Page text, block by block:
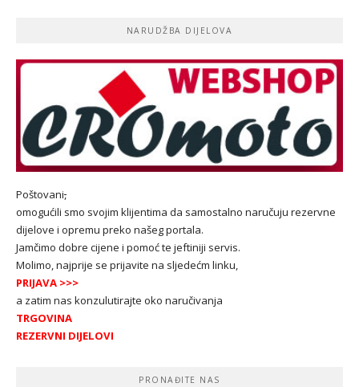
NARUDŽBA DIJELOVA
Poštovani,
omogućili smo svojim klijentima da samostalno naručuju rezervne
dijelove i opremu preko našeg portala.
Jamčimo dobre cijene i pomoć te jeftiniji servis.
Molimo, najprije se prijavite na sljedećm linku,
PRIJAVA >>>
a zatim nas konzulutirajte oko naručivanja
TRGOVINA
REZERVNI DIJELOVI
PRONAĐITE NAS